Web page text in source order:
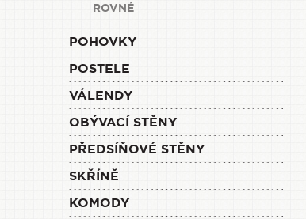
ROVNÉ
POHOVKY
POSTELE
VÁLENDY
OBÝVACÍ STĚNY
PŘEDSÍŇOVÉ STĚNY
SKŘÍNĚ
KOMODY